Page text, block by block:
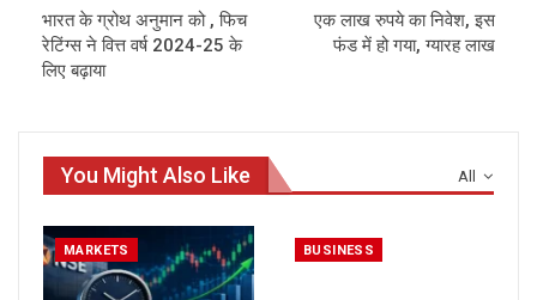
भारत के ग्रोथ अनुमान को , फिच
रेटिंग्स ने वित्त वर्ष 2024-25 के
लिए बढ़ाया
एक लाख रुपये का निवेश, इस
फंड में हो गया, ग्यारह लाख
All
You Might Also Like
MARKETS BUSINESS